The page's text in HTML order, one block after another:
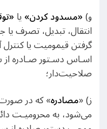
و)«مسدود کردن»یا«
انتقال، تبدیل، تصرف یا
گرفتن قیمومیت یا
اسـاس دسـتور صـادره از
صلاحیت‌دار؛
ز) «مصادره» که در
می‌شود، به محرومیـت